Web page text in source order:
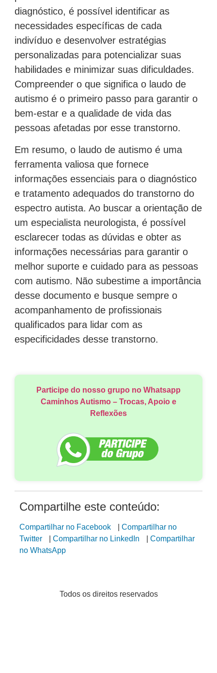
diagnóstico, é possível identificar as
necessidades específicas de cada
indivíduo e desenvolver estratégias
personalizadas para potencializar suas
habilidades e minimizar suas dificuldades.
Compreender o que significa o laudo de
autismo é o primeiro passo para garantir o
bem-estar e a qualidade de vida das
pessoas afetadas por esse transtorno.
Em resumo, o laudo de autismo é uma
ferramenta valiosa que fornece
informações essenciais para o diagnóstico
e tratamento adequados do transtorno do
espectro autista. Ao buscar a orientação de
um especialista neurologista, é possível
esclarecer todas as dúvidas e obter as
informações necessárias para garantir o
melhor suporte e cuidado para as pessoas
com autismo. Não subestime a importância
desse documento e busque sempre o
acompanhamento de profissionais
qualificados para lidar com as
especificidades desse transtorno.
Participe do nosso grupo no Whatsapp
Caminhos Autismo – Trocas, Apoio e
Reflexões
Compartilhe este conteúdo:
Compartilhar no Facebook
Compartilhar no
Twitter
Compartilhar no LinkedIn
Compartilhar
no WhatsApp
Todos os direitos reservados